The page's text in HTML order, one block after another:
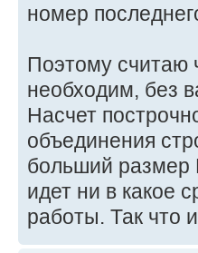
номер
Поэтому считаю
необходим, без
Насчет
объединения
больший размер
идет ни в какое
работы. Так что